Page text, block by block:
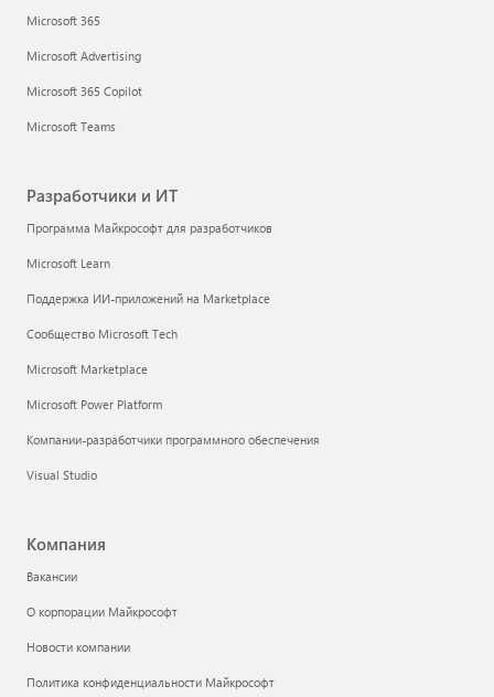
Microsoft 365
Microsoft Advertising
Microsoft 365 Copilot
Microsoft Teams
Разработчики и ИТ
Программа Майкрософт для разработчиков
Microsoft Learn
Поддержка ИИ-приложений на Marketplace
Сообщество Microsoft Tech
Microsoft Marketplace
Microsoft Power Platform
Компании-разработчики программного обеспечения
Visual Studio
Компания
Вакансии
О корпорации Майкрософт
Новости компании
Политика конфиденциальности Майкрософт